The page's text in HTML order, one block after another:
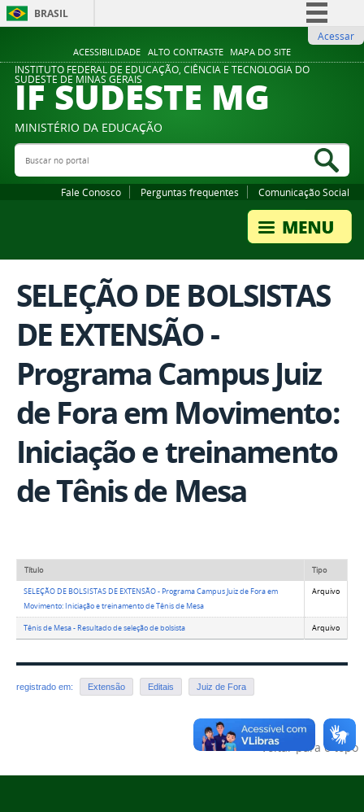
ACESSIBILIDADE ALTO CONTRASTE MAPA DO SITE
BRASIL
Comunica BR
Participe
Legislação
Acessar
INSTITUTO FEDERAL DE EDUCAÇÃO, CIÊNCIA E TECNOLOGIA DO
SUDESTE DE MINAS GERAIS
IF SUDESTE MG
MINISTÉRIO DA EDUCAÇÃO
Buscar no portal
Fale Conosco Perguntas frequentes Comunicação Social
SELEÇÃO DE BOLSISTAS
DE EXTENSÃO -
Programa Campus Juiz
de Fora em Movimento:
Iniciação e treinamento
de Tênis de Mesa
Título Tipo
SELEÇÃO DE BOLSISTAS DE EXTENSÃO - Programa Campus Juiz de Fora em
Movimento: Iniciação e treinamento de Tênis de Mesa
Arquivo
Tênis de Mesa - Resultado de seleção de bolsista Arquivo
registrado em: Extensão Editais Juiz de Fora
Voltar para o topo